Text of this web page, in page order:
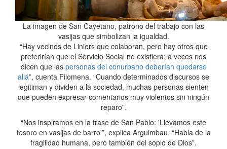
La imagen de San Cayetano, patrono del trabajo con las
vasijas que simbolizan la igualdad.
“Hay vecinos de Liniers que colaboran, pero hay otros que
preferirían que el Servicio Social no existiera; a veces nos
dicen que las personas del conurbano deberían quedarse
allá”, cuenta Filomena. “Cuando determinados discursos se
legitiman y dividen a la sociedad, muchas personas sienten
que pueden expresar comentarios muy violentos sin ningún
reparo”.
“Nos inspiramos en la frase de San Pablo: 'Llevamos este
tesoro en vasijas de barro'”, explica Arguimbau. “Habla de la
fragilidad humana, pero también del soplo de Dios”.